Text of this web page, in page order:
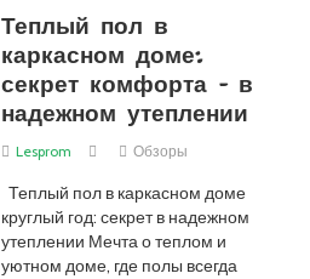
Теплый пол в
каркасном доме:
секрет комфорта – в
надежном утеплении
Lesprom Обзоры
Теплый пол в каркасном доме
круглый год: секрет в надежном
утеплении Мечта о теплом и
уютном доме, где полы всегда